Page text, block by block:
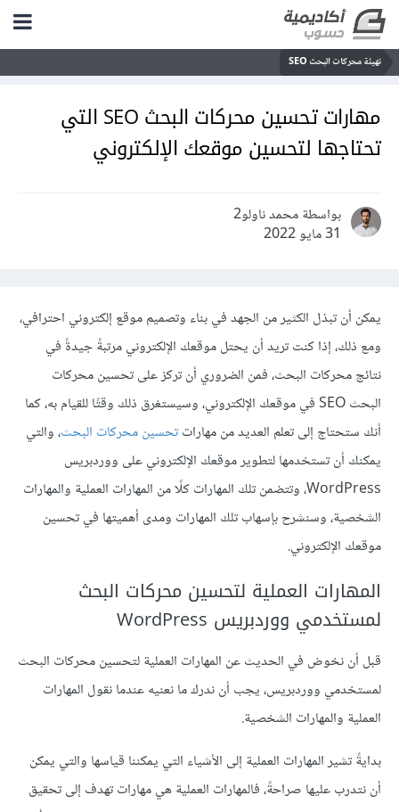
تهيئة محركات البحث SEO
مهارات تحسين محركات البحث SEO التي
تحتاجها لتحسين موقعك الإلكتروني
بواسطة محمد ناولو2
31 مايو 2022
يمكن أن تبذل الكثير من الجهد في بناء وتصميم موقع إلكتروني احترافي،
ومع ذلك، إذا كنت تريد أن يحتل موقعك الإلكتروني مرتبةً جيدةً في
نتائج محركات البحث، فمن الضروري أن تركز على تحسين محركات
البحث SEO في موقعك الإلكتروني، وسيستغرق ذلك وقتًا للقيام به، كما
أنك ستحتاج إلى تعلم العديد من مهاراتتحسين محركات البحث، والتي
يمكنك أن تستخدمها لتطوير موقعك الإلكتروني على ووردبريس
WordPress، وتتضمن تلك المهارات كلًا من المهارات العملية والمهارات
الشخصية، وسنشرح بإسهاب تلك المهارات ومدى أهميتها في تحسين
موقعك الإلكتروني.
المهارات العملية لتحسين محركات البحث
لمستخدمي ووردبريس WordPress
قبل أن نخوض في الحديث عن المهارات العملية لتحسين محركات البحث
لمستخدمي ووردبريس، يجب أن ندرك ما نعنيه عندما نقول المهارات
العملية والمهارات الشخصية.
بدايةً تشير المهارات العملية إلى الأشياء التي يمكننا قياسها والتي يمكن
أن نتدرب عليها صراحةً، فالمهارات العملية هي مهارات تهدف إلى تحقيق